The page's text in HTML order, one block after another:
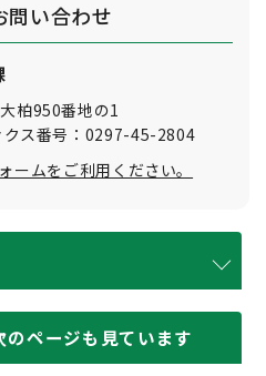
問い合わせ
柏950番地の1
ス番号：0297-45-2804
ームをご利用ください。
ページも見ています